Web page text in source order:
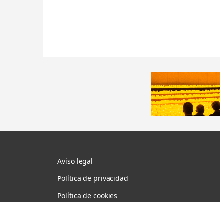
Aviso legal
Política de privacidad
Política de cookies